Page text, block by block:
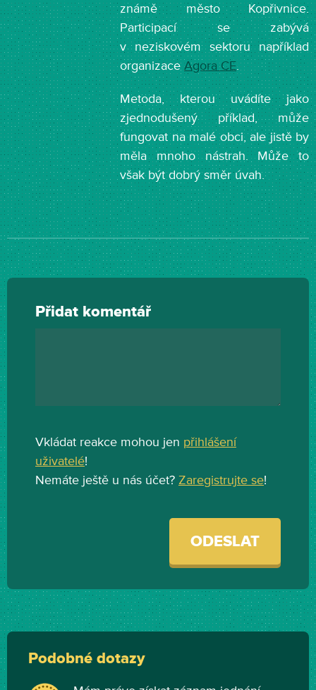
známě město Kopřivnice.
Participací se zabývá
v neziskovém sektoru například
organizaceAgora CE.
Metoda, kterou uvádíte jako
zjednodušený příklad, může
fungovat na malé obci, ale jistě by
měla mnoho nástrah. Může to
však být dobrý směr úvah.
Přidat komentář
Vkládat reakce mohou jen přihlášení
uživatelé!
Nemáte ještě u nás účet? Zaregistrujte se!
ODESLAT
Podobné dotazy